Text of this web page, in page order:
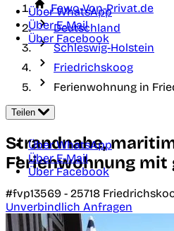
Über WhatsApp
Über E-Mail
Über Facebook
Fewo-Von-Privat.de
Deutschland
Schleswig-Holstein
Friedrichskoog
Ferienwohnung in
Teilen
Über WhatsApp
Über E-Mail
Über Facebook
Strandnahe,
Ferienwohnung mit
#fvp13569 - 25718
Unverbindlich Anfragen